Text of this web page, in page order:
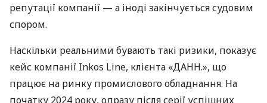
репутації компанії — а іноді закінчується судовим
спором.
Наскільки реальними бувають такі ризики, показує
кейс компанії Inkos Line, клієнта «ДАНН.», що
працює на ринку промислового обладнання. На
початку 2024 року, одразу після серії успішних